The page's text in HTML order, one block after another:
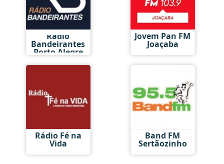
Rádio
Bandeirantes
Porto Alegre
Jovem Pan FM
Joaçaba
Rádio Fé na
Vida
Band FM
Sertãozinho